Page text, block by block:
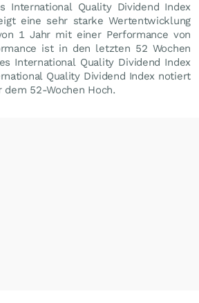
International Quality Dividend Index
eine sehr starke Wertentwicklung
1 Jahr mit einer Performance von
ist in den letzten 52 Wochen
International Quality Dividend Index
Quality Dividend Index notiert
52-Wochen Hoch.